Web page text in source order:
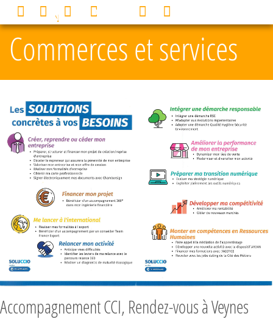
Commerces et services
Accompagnement CCI, Rendez-vous à Veynes
MENU 0
Panneau de gestion des cookies